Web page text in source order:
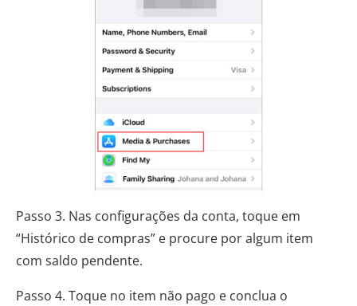
Passo 3. Nas configurações da conta, toque em
“Histórico de compras” e procure por algum item
com saldo pendente.
Passo 4. Toque no item não pago e conclua o